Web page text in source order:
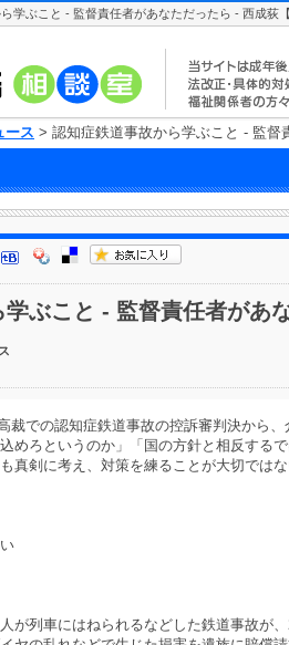
学ぶこと - 監督責任者があなただったら - 西成荻
ース > 認知症鉄道事故から学ぶこと - 監督
ぶこと - 監督責任者があ
裁での認知症鉄道事故の控訴審判決か
めろというのか」「国の方針と相反する
真剣に考え、対策を練ることが大切ではな
が列車にはねられるなどした鉄道事故が